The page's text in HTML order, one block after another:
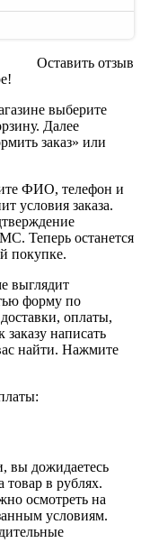
Оставить отзыв
выберите
Далее
заказ» или
ФИО, телефон и
условия заказа.
Теперь останется
покупке.
выглядит
форму по
оплаты,
написать
найти. Нажмите
вы дожидаетесь
товар в рублях.
осмотреть на
условиям.